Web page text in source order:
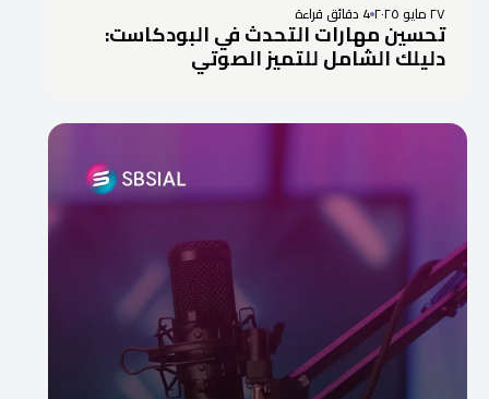
٢٧ مايو ٢٠٢٥ 4 دقائق قراءة
تحسين مهارات التحدث في البودكاست:
دليلك الشامل للتميز الصوتي